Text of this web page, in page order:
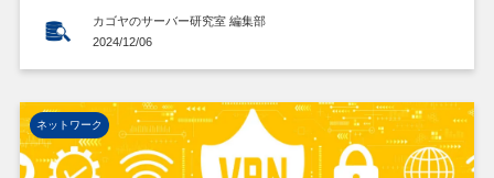
カゴヤのサーバー研究室 編集部
2024/12/06
ネットワーク